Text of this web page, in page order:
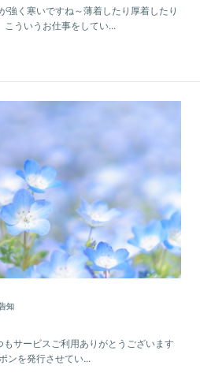
強く寒いですね～薄着したり厚着したり
ういうお仕事をしてい...
知
サービスご利用ありがとうございます
ンを発行させてい...